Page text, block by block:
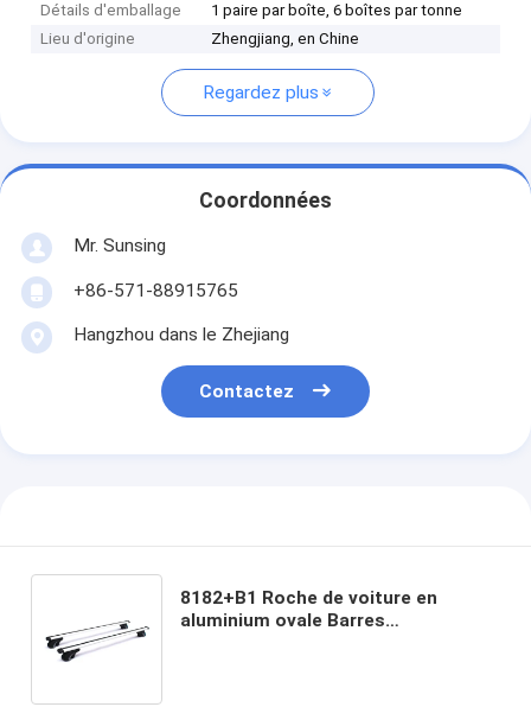
Détails d'emballage
1 paire par boîte, 6 boîtes par tonne
Lieu d'origine
Zhengjiang, en Chine
Regardez plus
Coordonnées
Mr. Sunsing
+86-571-88915765
Hangzhou dans le Zhejiang
Contactez
8182+B1 Roche de voiture en
aluminium ovale Barres